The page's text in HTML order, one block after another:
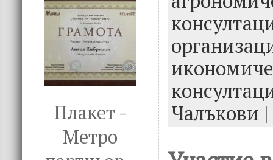
Плакет -
Метро
o
k
n
Чалъкови |